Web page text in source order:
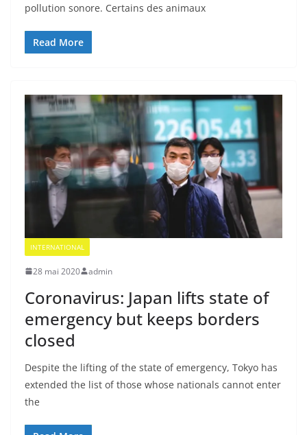
pollution sonore. Certains des animaux
Read More
INTERNATIONAL
28 mai 2020 admin
Coronavirus: Japan lifts state of
emergency but keeps borders
closed
Despite the lifting of the state of emergency, Tokyo has
extended the list of those whose nationals cannot enter
the